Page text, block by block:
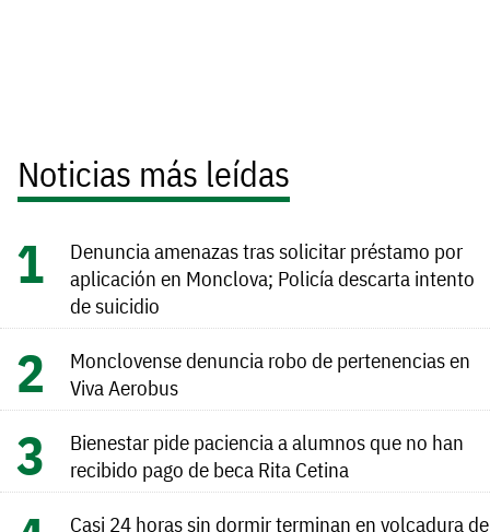
Noticias más leídas
Denuncia amenazas tras solicitar préstamo por
aplicación en Monclova; Policía descarta intento
de suicidio
Monclovense denuncia robo de pertenencias en
Viva Aerobus
Bienestar pide paciencia a alumnos que no han
recibido pago de beca Rita Cetina
Casi 24 horas sin dormir terminan en volcadura de